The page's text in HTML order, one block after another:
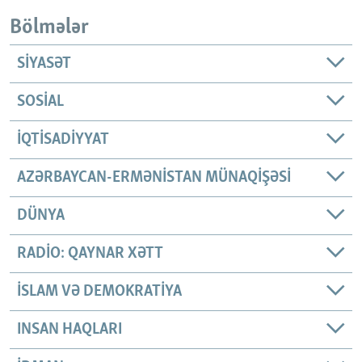
Bölmələr
SIYASƏT
SOSIAL
İQTISADIYYAT
AZƏRBAYCAN-ERMƏNISTAN MÜNAQIŞƏSI
DÜNYA
RADIO: QAYNAR XƏTT
İSLAM VƏ DEMOKRATIYA
INSAN HAQLARI